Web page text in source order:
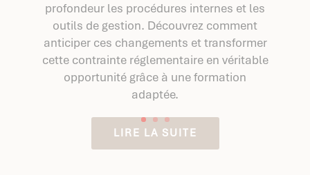
profondeur les procédures internes et les
outils de gestion. Découvrez comment
anticiper ces changements et transformer
cette contrainte réglementaire en véritable
opportunité grâce à une formation
adaptée.
LIRE LA SUITE